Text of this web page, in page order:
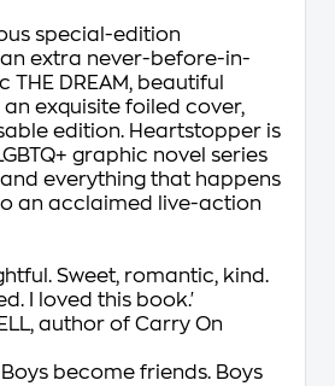
special-edition
extra never-before-in-
DREAM, beautiful
exquisite foiled cover,
edition. Heartstopper is
graphic novel series
everything that happens
an acclaimed live-action
Sweet, romantic, kind.
I loved this book.'
author of Carry On
become friends. Boys